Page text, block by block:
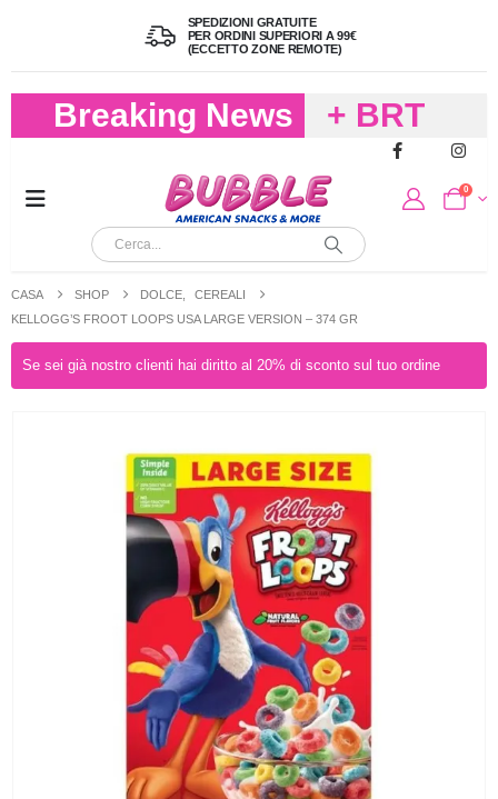
SPEDIZIONI GRATUITE
PER ORDINI SUPERIORI A 99€
(ECCETTO ZONE REMOTE)
Breaking News
+ BRT
FREDDO
PER
E
(FINO A 4,9
KG) –
CONSEGNA
IN 24/48
ORE AD
ECCEZIONE
DI ALCUNE
0
CASA SHOP DOLCE
CEREALI
KELLOGG’S FROOT LOOPS USA LARGE VERSION – 374 GR
Se sei già nostro clienti hai diritto al 20% di sconto sul tuo ordine